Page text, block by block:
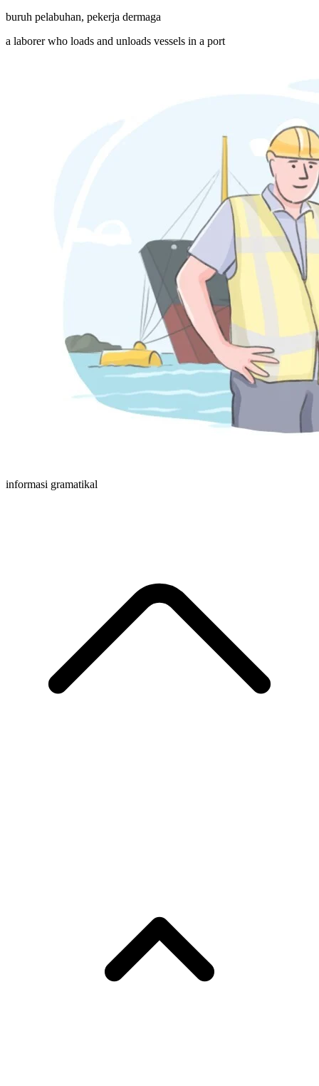
buruh pelabuhan, pekerja dermaga
a laborer who loads and unloads vessels in a port
informasi gramatikal